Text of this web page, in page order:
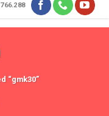
“gmk30”